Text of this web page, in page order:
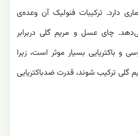
دارد. ترکیبات فنولیک آن وعده‌ی
می‌دهد. ‏چای عسل و مریم گلی دربرابر
و باکتریایی بسیار موثر است، زیرا
گلی ‏ترکیب شوند، قدرت ضدباکتریایی